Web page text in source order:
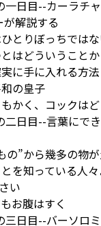
一日目--カーラチ
解説する
とりぼっちでは
はどういうことか
に手に入れる方法
の皇子
かく、コックはど
二日目--言葉にで
の”から幾多の物
を知っている人
い
お腹はすく
三日目--バーソロ